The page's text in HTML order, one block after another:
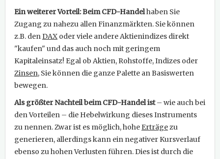
Ein weiterer Vorteil: Beim CFD-Handelhaben Sie
Zugang zu nahezu allen Finanzmärkten. Sie können
z.B. denDAX oder viele andere Aktienindizes direkt
"kaufen" und das auch noch mit geringem
Kapitaleinsatz! Egal ob Aktien, Rohstoffe, Indizes oder
Zinsen, Sie können die ganze Palette an Basiswerten
bewegen.
Als größter Nachteil beim CFD-Handel ist– wie auch bei
den Vorteilen – die Hebelwirkung dieses Instruments
zu nennen. Zwar ist es möglich, hohe Erträgezu
generieren, allerdings kann ein negativer Kursverlauf
ebenso zu hohen Verlusten führen. Dies ist durch die